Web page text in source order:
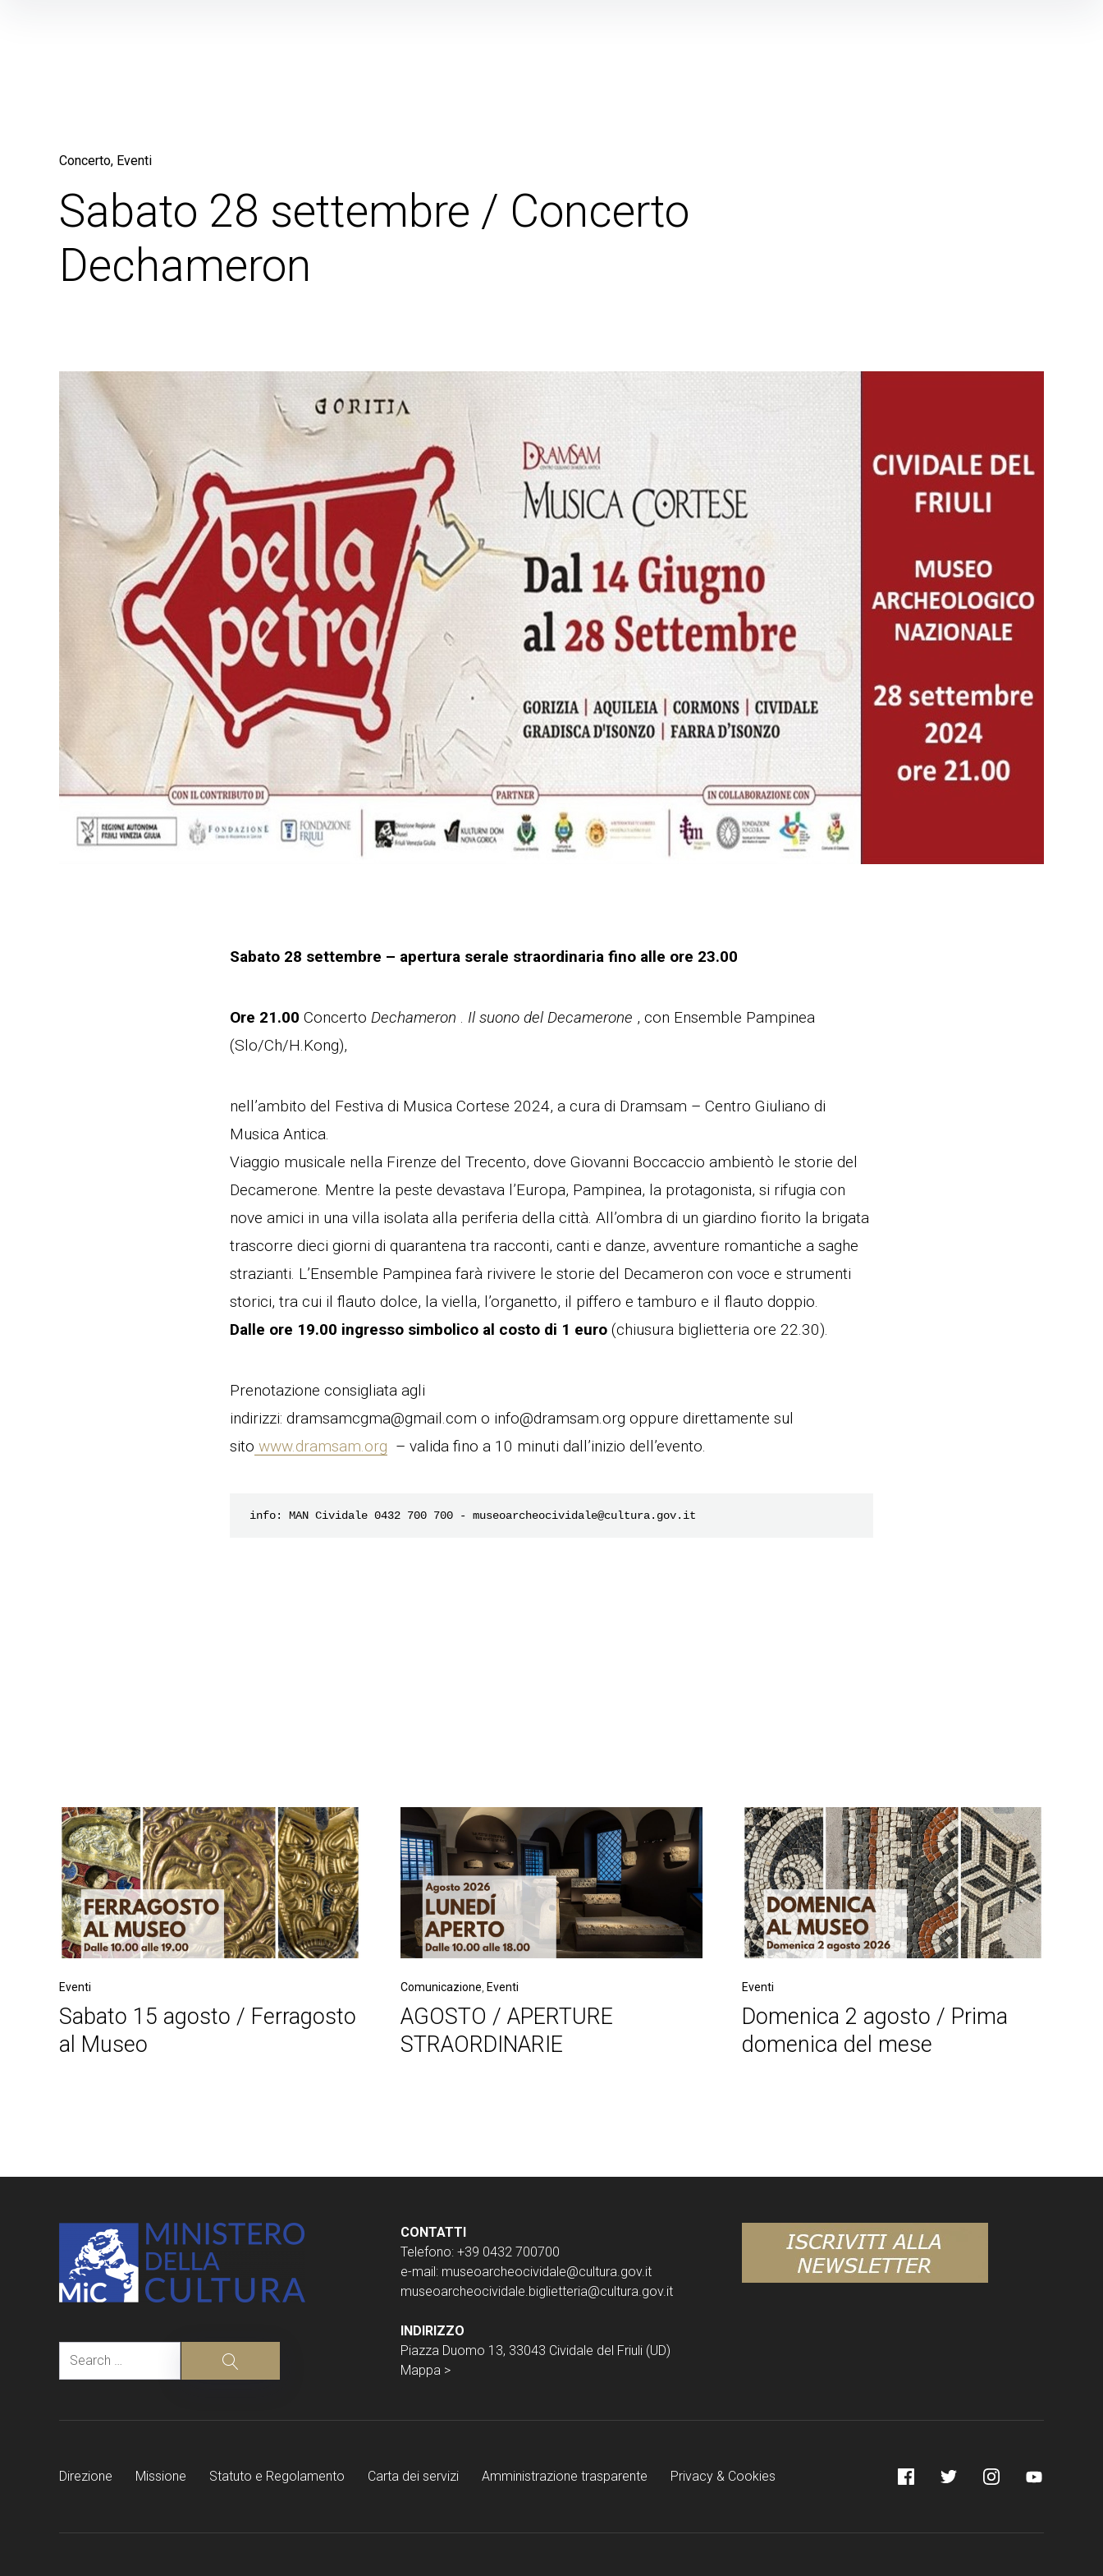
Concerto Eventi
Sabato 28 settembre / Concerto
Dechameron
Sabato 28 settembre – apertura serale straordinaria fino alle ore 23.00
Ore 21.00 Concerto Dechameron . Il suono del Decamerone , con Ensemble Pampinea
(Slo/Ch/H.Kong),
nell’ambito del Festiva di Musica Cortese 2024, a cura di Dramsam – Centro Giuliano di
Musica Antica.
Viaggio musicale nella Firenze del Trecento, dove Giovanni Boccaccio ambientò le storie del
Decamerone. Mentre la peste devastava l’Europa, Pampinea, la protagonista, si rifugia con
nove amici in una villa isolata alla periferia della città. All’ombra di un giardino fiorito la brigata
trascorre dieci giorni di quarantena tra racconti, canti e danze, avventure romantiche a saghe
strazianti. L’Ensemble Pampinea farà rivivere le storie del Decameron con voce e strumenti
storici, tra cui il flauto dolce, la viella, l’organetto, il piffero e tamburo e il flauto doppio.
Dalle ore 19.00 ingresso simbolico al costo di 1 euro (chiusura biglietteria ore 22.30).
Prenotazione consigliata agli
indirizzi: dramsamcgma@gmail.com o info@dramsam.org oppure direttamente sul
sito www.dramsam.org – valida fino a 10 minuti dall’inizio dell’evento.
info: MAN Cividale 0432 700 700 - museoarcheocividale@cultura.gov.it
Eventi
Sabato 15 agosto / Ferragosto
al Museo
Comunicazione Eventi
AGOSTO / APERTURE
STRAORDINARIE
Eventi
Domenica 2 agosto / Prima
domenica del mese
navigation
Search
CONTATTI
Telefono: +39 0432 700700
e-mail: museoarcheocividale@cultura.gov.it
museoarcheocividale.biglietteria@cultura.gov.it
INDIRIZZO
Piazza Duomo 13, 33043 Cividale del Friuli (UD)
Mappa >
Direzione Missione Statuto e Regolamento Carta dei servizi Amministrazione trasparente Privacy & Cookies FacebookTwitter InstagramYouTube